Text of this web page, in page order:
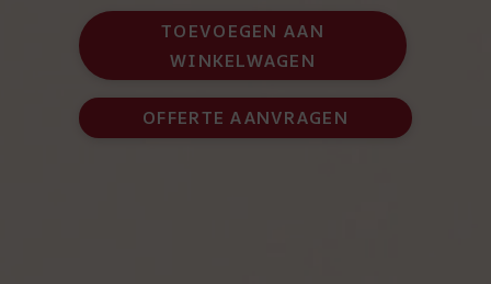
Zorg
thee
en
chocolade
brievenbuspakket
aantal
TOEVOEGEN AAN
WINKELWAGEN
OFFERTE AANVRAGEN